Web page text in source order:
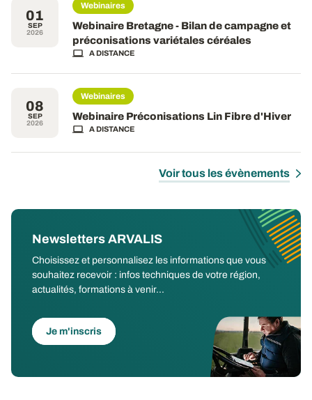
01
SEP
2026
Webinaires
Webinaire Bretagne - Bilan de campagne et
préconisations variétales céréales
A DISTANCE
08
SEP
2026
Webinaires
Webinaire Préconisations Lin Fibre d'Hiver
A DISTANCE
Voir tous les évènements
Newsletters ARVALIS
Choisissez et personnalisez les informations que vous
souhaitez recevoir : infos techniques de votre région,
actualités, formations à venir...
Je m'inscris